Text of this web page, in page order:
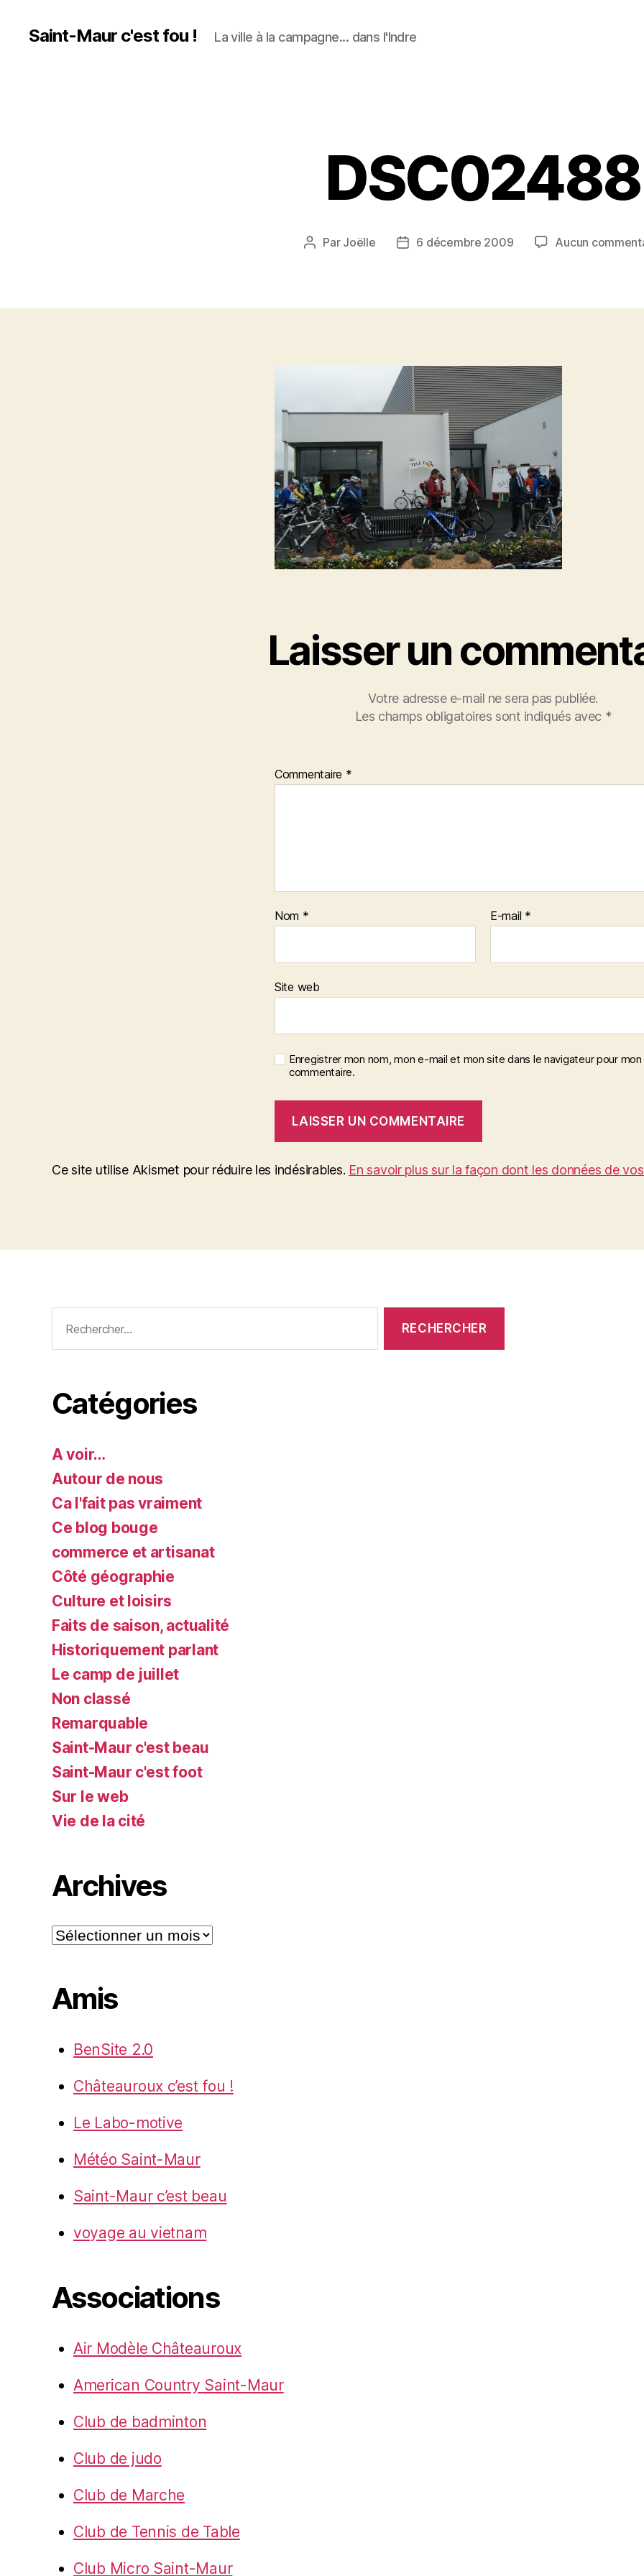
Saint-Maur c'est fou ! La ville à la campagne... dans l'Indre
DSC02488
Auteur
Par Joëlle
Date6 décembre 2009 Aucun
Laisser un
Votre adresse e-mail ne sera pas publiée.
Les champs obligatoires sont indiqués avec *
Commentaire *
Nom * E-mail *
Site web
Enregistrer mon nom, mon e-mail et mon site dans le navigateur pour mon
commentaire.
Ce site utilise Akismet pour réduire les indésirables. En savoir plus sur la façon dont les données de
Catégories
A voir…
Autour de nous
Ca l'fait pas vraiment
Ce blog bouge
commerce et artisanat
Côté géographie
Culture et loisirs
Faits de saison, actualité
Historiquement parlant
Le camp de juillet
Non classé
Remarquable
Saint-Maur c'est beau
Saint-Maur c'est foot
Sur le web
Vie de la cité
Archives
Archives
Amis
BenSite 2.0
Châteauroux c’est fou !
Le Labo-motive
Météo Saint-Maur
Saint-Maur c’est beau
voyage au vietnam
Associations
Air Modèle Châteauroux
American Country Saint-Maur
Club de badminton
Club de judo
Club de Marche
Club de Tennis de Table
Club Micro Saint-Maur